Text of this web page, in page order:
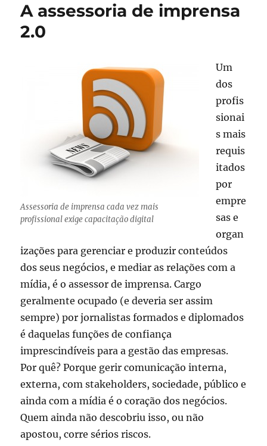
A assessoria de imprensa
2.0
Assessoria de imprensa cada vez mais
profissional exige capacitação digital
Um
dos
profis
sionai
s mais
requis
itados
por
empre
sas e
organ
izações para gerenciar e produzir conteúdos
dos seus negócios, e mediar as relações com a
mídia, é o assessor de imprensa. Cargo
geralmente ocupado (e deveria ser assim
sempre) por jornalistas formados e diplomados
é daquelas funções de confiança
imprescindíveis para a gestão das empresas.
Por quê? Porque gerir comunicação interna,
externa, com stakeholders, sociedade, público e
ainda com a mídia é o coração dos negócios.
Quem ainda não descobriu isso, ou não
apostou, corre sérios riscos.